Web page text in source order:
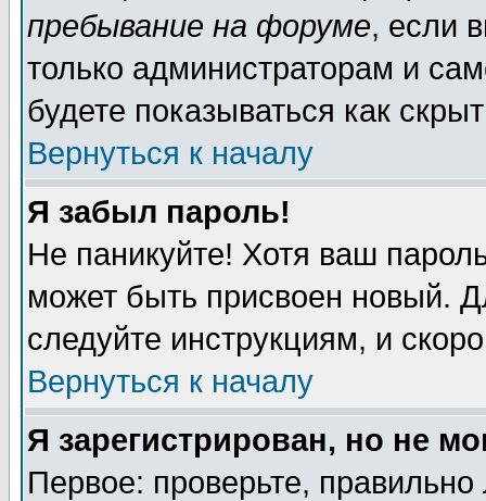
пребывание на форуме, если
только администраторам и
будете показываться как
Вернуться к началу
Я забыл пароль!
Не паникуйте! Хотя ваш
может быть присвоен новый.
следуйте инструкциям, и
Вернуться к началу
Я зарегистрирован, но не
Первое: проверьте,